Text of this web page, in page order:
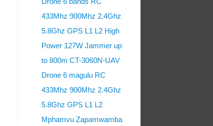
433Mhz 900Mhz 2.4Ghz
5.8Ghz GPS L1 L2 High
Power 127W Jammer up
to 800m CT-3060N-UAV
Drone 6 magulu RC
433Mhz 900Mhz 2.4Ghz
5.8Ghz GPS L1 L2
Mphamvu Zapamwamba